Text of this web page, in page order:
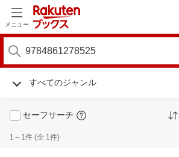
メニュー
すべてのジャンル
セーフサーチ
1～1件 (全 1件)